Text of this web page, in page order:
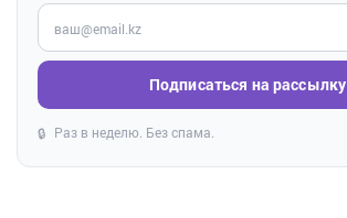
Введите ваш e-mail
Подписаться на рассылку
🔒 Раз в неделю. Без спама.